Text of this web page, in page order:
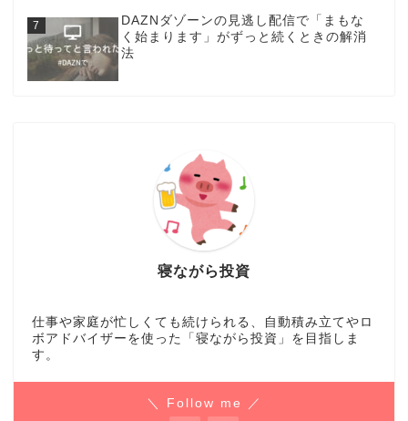
DAZNダゾーンの見逃し配信で「まもな
く始まります」がずっと続くときの解消
法
寝ながら投資
仕事や家庭が忙しくても続けられる、自動積み立てやロ
ボアドバイザーを使った「寝ながら投資」を目指しま
す。
＼ Follow me ／